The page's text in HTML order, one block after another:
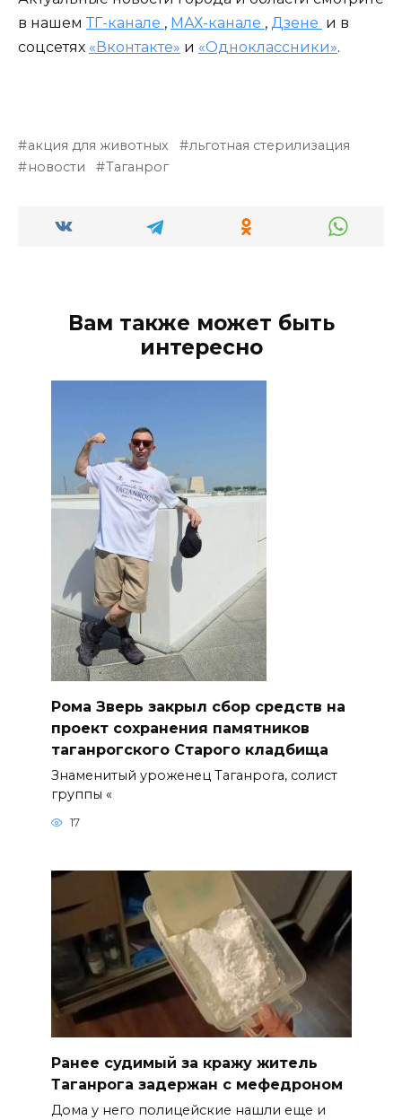
в нашем ТГ-канале , МАХ-канале , Дзене и в
соцсетях «Вконтакте» и «Одноклассники».
акция для животных
льготная стерилизация
новости
Таганрог
Вам также может быть
интересно
Рома Зверь закрыл сбор средств на
проект сохранения памятников
таганрогского Старого кладбища
Знаменитый уроженец Таганрога, солист
группы «
17
Ранее судимый за кражу житель
Таганрога задержан с мефедроном
Дома у него полицейские нашли еще и